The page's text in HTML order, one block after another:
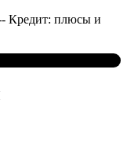
Кредит: плюсы и